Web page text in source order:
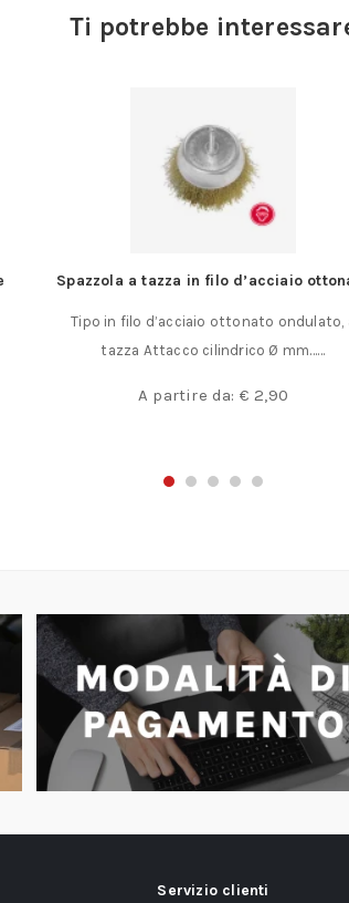
Ti potrebbe
Spazzola a tazza in filo d’acciaio
Tipo in filo d’acciaio ottonato ondulato,
tazza Attacco cilindrico Ø mm……
A partire da: € 2,90
Servizio clienti